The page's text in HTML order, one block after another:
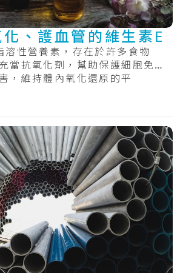
、護血管的維生素E
溶性營養素，存在於許多食物
當抗氧化劑，幫助保護細胞免受
，維持體內氧化還原的平